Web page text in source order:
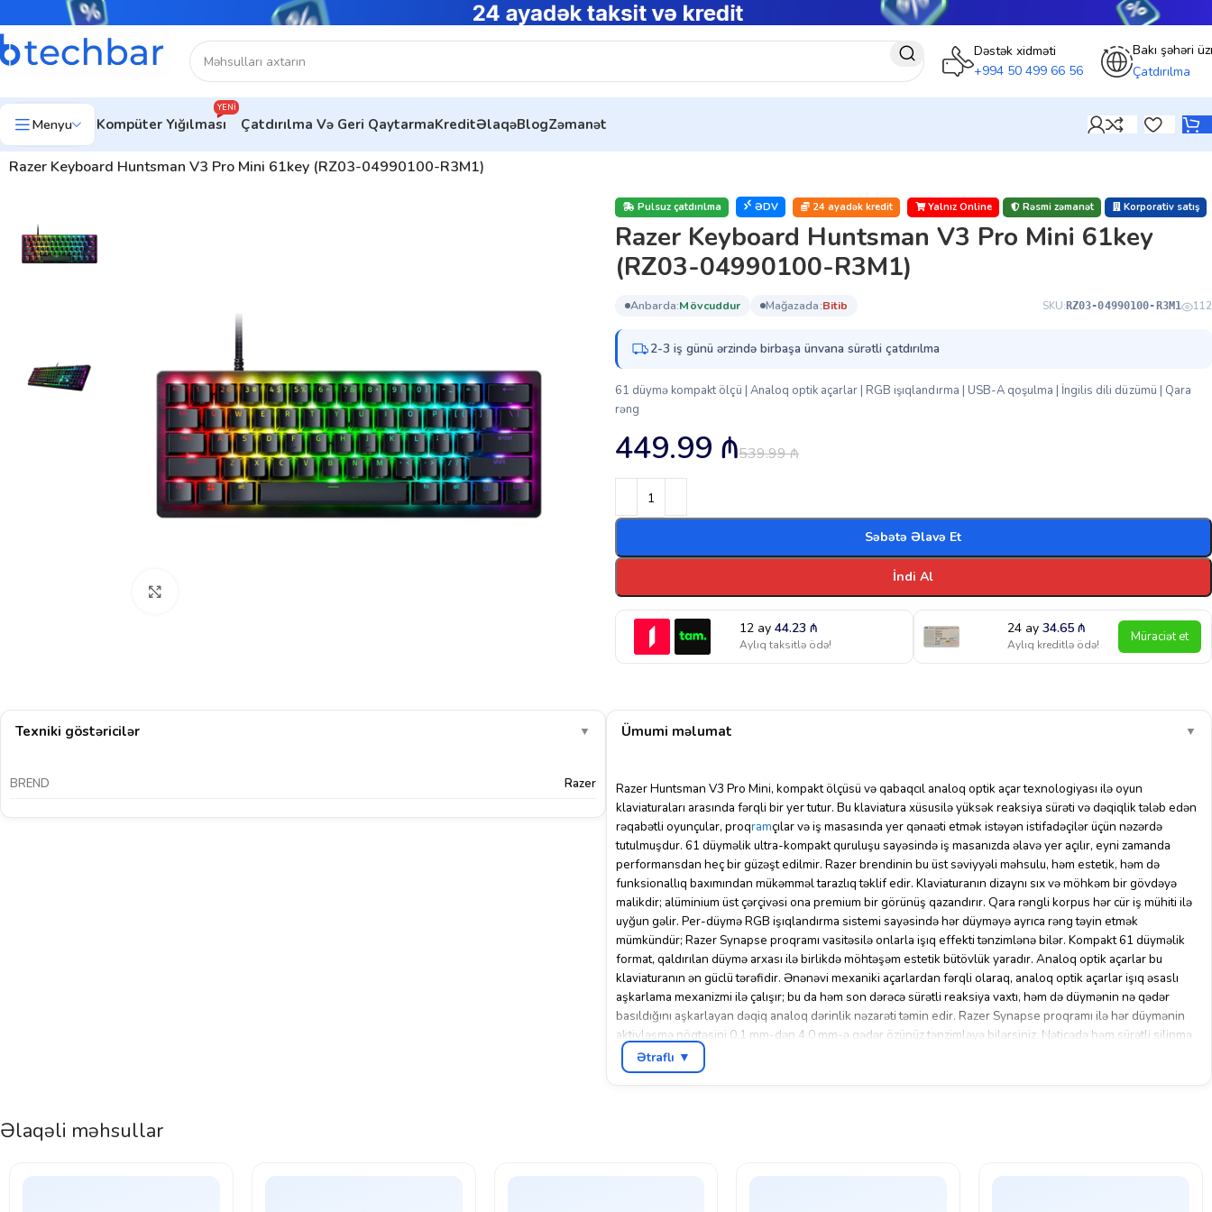
Dəstək xidməti
+994 50 499 66 56
Bakı şəhəri
Çatdırılma
Menyu Kompüter Yığılması
YENI
Çatdırılma Və Geri QaytarmaKreditƏlaqəBlogZəmanət
Ev Kompüter aksesuarları
Razer Keyboard Huntsman V3 Pro Mini 61key (RZ03-04990100-R3M1)
Pulsuz çatdırılma ƏDV 24 ayadək kredit Yalnız Online Rəsmi zəmanət Korporativ satış
Razer Keyboard Huntsman V3 Pro Mini 61key
(RZ03-04990100-R3M1)
anbarda: mövcuddur mağazada: bi̇ti̇b SKU:RZ03-04990100-R3M1 112
2-3 iş günü ərzində birbaşa ünvana sürətli çatdırılma
61 düymə kompakt ölçü | Analoq optik açarlar | RGB işıqlandırma | USB-A qoşulma | İngilis dili düzümü | Qara
rəng
539.99₼
449.99 ₼
Səbətə Əlavə Et
İndi Al
12 ay44.23₼
Aylıq taksitlə ödə!
24 ay34.65₼
Aylıq kreditlə ödə! Müraciət et
Texniki göstəricilər ▼
BREND Razer
Ümumi məlumat ▼
Razer Huntsman V3 Pro Mini, kompakt ölçüsü və qabaqcıl analoq optik açar texnologiyası ilə oyun
klaviaturaları arasında fərqli bir yer tutur. Bu klaviatura xüsusilə yüksək reaksiya sürəti və dəqiqlik tələb edən
rəqabətli oyunçular, proqramçılar və iş masasında yer qənaəti etmək istəyən istifadəçilər üçün nəzərdə
tutulmuşdur. 61 düyməlik ultra-kompakt quruluşu sayəsində iş masanızda əlavə yer açılır, eyni zamanda
performansdan heç bir güzəşt edilmir. Razer brendinin bu üst səviyyəli məhsulu, həm estetik, həm də
funksionallıq baxımından mükəmməl tarazlıq təklif edir. Klaviaturanın dizaynı sıx və möhkəm bir gövdəyə
malikdir; alüminium üst çərçivəsi ona premium bir görünüş qazandırır. Qara rəngli korpus hər cür iş mühiti ilə
uyğun gəlir. Per-düymə RGB işıqlandırma sistemi sayəsində hər düyməyə ayrıca rəng təyin etmək
mümkündür; Razer Synapse proqramı vasitəsilə onlarla işıq effekti tənzimlənə bilər. Kompakt 61 düyməlik
format, qaldırılan düymə arxası ilə birlikdə möhtəşəm estetik bütövlük yaradır. Analoq optik açarlar bu
klaviaturanın ən güclü tərəfidir. Ənənəvi mexaniki açarlardan fərqli olaraq, analoq optik açarlar işıq əsaslı
aşkarlama mexanizmi ilə çalışır; bu da həm son dərəcə sürətli reaksiya vaxtı, həm də düymənin nə qədər
basıldığını aşkarlayan dəqiq analoq dərinlik nəzarəti təmin edir. Razer Synapse proqramı ilə hər düymənin
aktivləşmə nöqtəsini 0,1 mm-dən 4,0 mm-ə qədər özünüz tənzimləyə bilərsiniz. Nəticədə həm sürətli silinmə
ehtiyacı olan döyüşçülər, həm də dəqiq giriş tələb edən strategiya oyunçuları eyni klaviaturadan öz
ehtiyaclarına uyğun konfiqurasiyada istifadə edə bilər. İstifadə ssenariləri baxımından bu klaviatura özünü ən
Ətraflı ▼
Əlaqəli məhsullar